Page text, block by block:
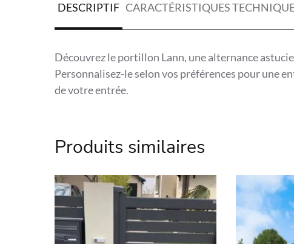
DESCRIPTIF CARACTÉRISTIQUES
Découvrez le portillon Lann, une alternance
Personnalisez-le selon vos préférences pour une
de votre entrée.
Marque
Matière
Couleur Au choix
Intimité Ajouré
Produits similaires